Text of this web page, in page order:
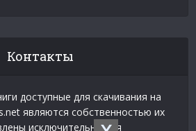
Контакты
доступные для скачивания на
являются собственностью их
исключительно для